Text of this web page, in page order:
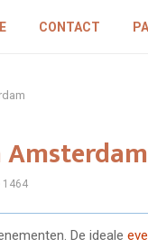
CONTACT
1464
De ideale